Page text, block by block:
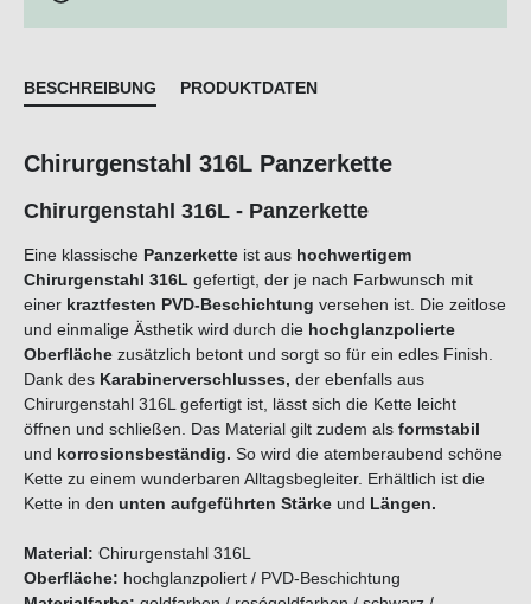
BESCHREIBUNG PRODUKTDATEN
Chirurgenstahl 316L Panzerkette
Chirurgenstahl 316L - Panzerkette
Eine klassische Panzerkette ist aus hochwertigem
Chirurgenstahl 316L gefertigt, der je nach Farbwunsch mit
einer kraztfesten PVD-Beschichtung versehen ist. Die zeitlose
und einmalige Ästhetik wird durch die hochglanzpolierte
Oberfläche zusätzlich betont und sorgt so für ein edles Finish.
Dank des Karabinerverschlusses, der ebenfalls aus
Chirurgenstahl 316L gefertigt ist, lässt sich die Kette leicht
öffnen und schließen. Das Material gilt zudem als formstabil
und korrosionsbeständig. So wird die atemberaubend schöne
Kette zu einem wunderbaren Alltagsbegleiter. Erhältlich ist die
Kette in den unten aufgeführten Stärke und Längen.
Material: Chirurgenstahl 316L
Oberfläche: hochglanzpoliert / PVD-Beschichtung